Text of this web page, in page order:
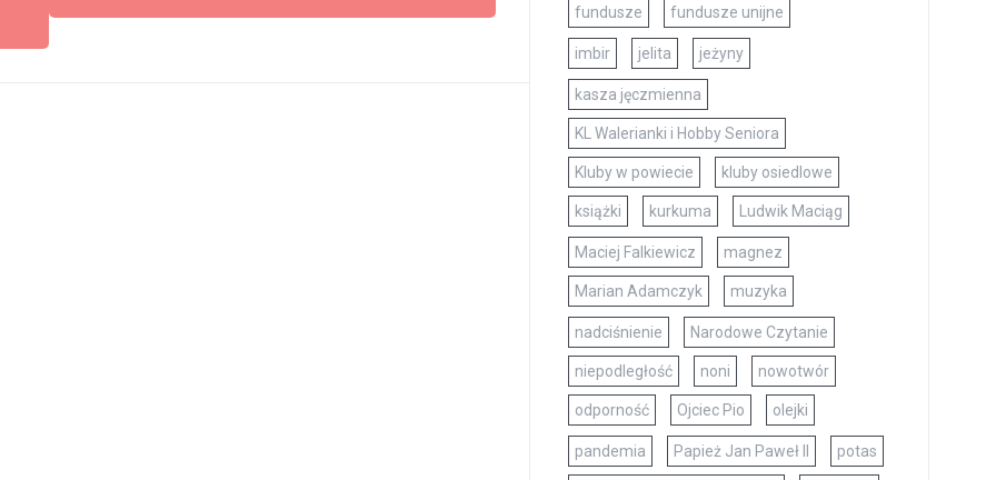
fundusze fundusze unijne
imbir jelita jeżyny
kasza jęczmienna
KL Walerianki i Hobby Seniora
Kluby w powiecie kluby osiedlowe
książki kurkuma Ludwik Maciąg
Maciej Falkiewicz magnez
Marian Adamczyk muzyka
nadciśnienie Narodowe Czytanie
niepodległość noni nowotwór
odporność Ojciec Pio olejki
pandemia Papież Jan Paweł II potas